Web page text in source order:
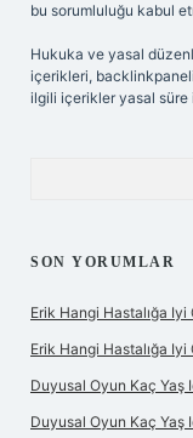
bu sorumluluğu kabul
Hukuka ve yasal
içerikleri,
ilgili içerikler yasal süre
SON YORUMLAR
Erik Hangi Hastalığa Iyi
Erik Hangi Hastalığa Iyi
Duyusal Oyun Kaç Yaş
Duyusal Oyun Kaç Yaş